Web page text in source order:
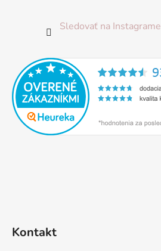
Sledovať na Instagrame
Kontakt